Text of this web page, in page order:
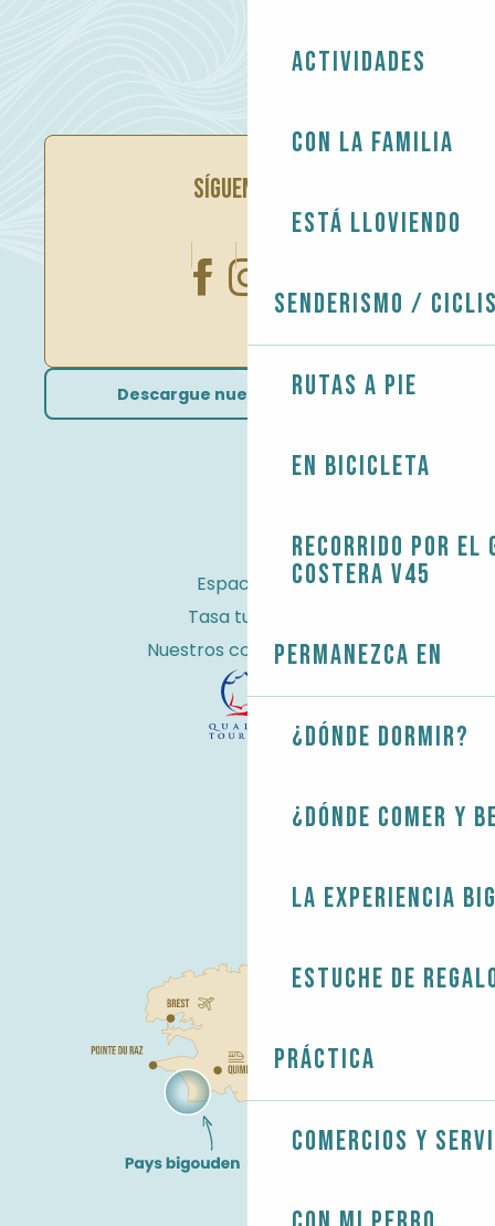
Actividades
Con la familia
Está lloviendo
Senderismo /
Rutas a pie
En bicicleta
Recorrido por el
costera V45
Permanezca en
¿Dónde dormir?
¿Dónde comer y
La experiencia
Estuche de
Práctica
Comercios y
SÍGUENOS EN
Descargue nuestros folletos
Espacio Pro
Tasa turística
Nuestros compromisos